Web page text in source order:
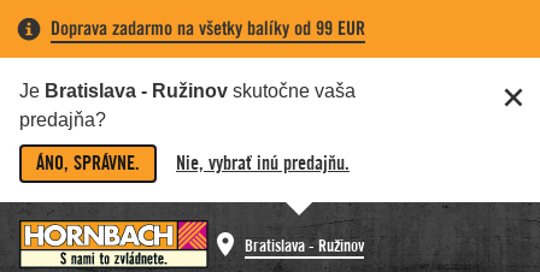
Doprava zadarmo na všetky balíky od 99 EUR
Je Bratislava - Ružinov skutočne vaša
predajňa?
ÁNO, SPRÁVNE. Nie, vybrať inú predajňu.
Bratislava - Ružinov